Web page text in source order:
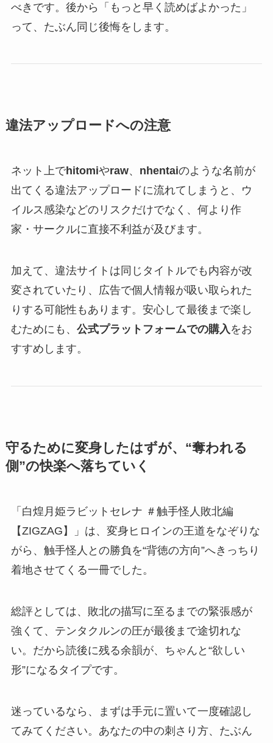
べきです。後から「もっと早く読めばよかった」
って、たぶん同じ後悔をします。
違法アップロードへの注意
ネット上でhitomiやraw、 nhentaiのような名前が
出てくる違法アップロードに流れてしまうと、ウ
イルス感染などのリスクだけでなく、何より作
家・サークルに直接不利益が及びます。
加えて、違法サイトは同じタイトルでも内容が改
変されていたり、広告で個人情報が吸い取られた
りする可能性もあります。安心して最後まで楽し
むためにも、 公式プラットフォームでの購入をお
すすめします。
守るために変身したはずが、“奪われる
側”の快楽へ落ちていく
「白煌月姫ラビットセレナ ＃触手怪人敗北編
【ZIGZAG】」は、変身ヒロインの王道をなぞりな
がら、触手怪人との勝負を“背徳の方向”へきっちり
着地させてくる一冊でした。
総評としては、敗北の描写に至るまでの緊張感が
強くて、テンタクルンの圧が最後まで途切れな
い。だから読後に残る余韻が、ちゃんと“欲しい
形”になるタイプです。
迷っているなら、まずは手元に置いて一度確認し
てみてください。あなたの中の刺さり方、たぶん